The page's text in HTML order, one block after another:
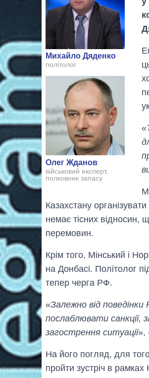
Михайло Дяденко
політолог
Олег Жданов
військовий експерт,
полковник запасу
«
Казахстану
немає тісних відносин,
перемовин.
Крім того, Мінський і
на Донбасі. Політолог
тепер черга РФ.
«Залежно від
послаблювати
загострення ситуації»,
На його погляд, для
пройти зустріч в